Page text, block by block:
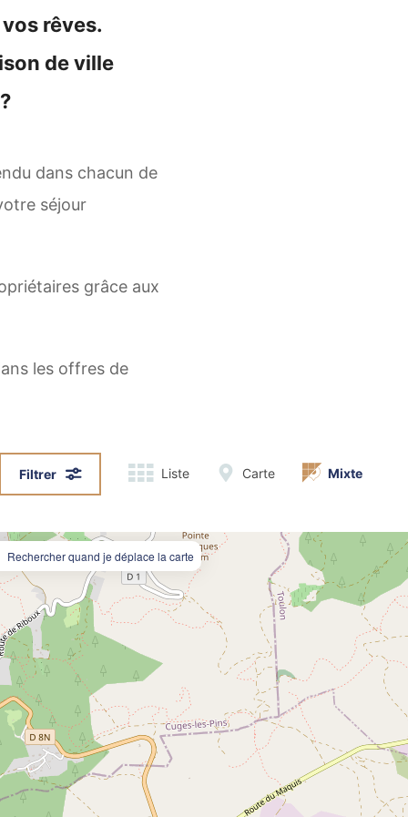
rêves.
de ville
dans chacun de
séjour
grâce aux
les offres de
Filtrer Liste Carte Mixte
Rechercher quand je déplace la carte